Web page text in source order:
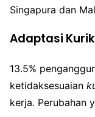
Singapura dan
Adaptasi
13.5%
ketidaksesuaian
kerja. Perubahan